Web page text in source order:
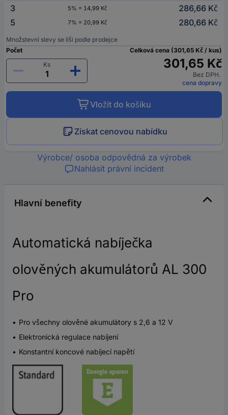
3
5% = 14,99 Kč
286,66 Kč
5
7% = 20,99 Kč 280,66 Kč
Množstevní slevy se liší podle prodejce
Počet
Ks
Celková cena (301,65 Kč / kus)
301,65 Kč
Bez DPH.
cena dopravy
Vložit do košíku
Získat cenovou nabídku
Výrobce/ osoba odpovědná za výrobek
Nahlásit právní incident
Hlavní benefity
Automatická nabíječka
olověných akumulátorů AL 300
Pro
Pro všechny olověné akumulátory s 2,6 a 12 V
Elektronická regulace nabíjení
Konstantní koncové nabíjecí napětí